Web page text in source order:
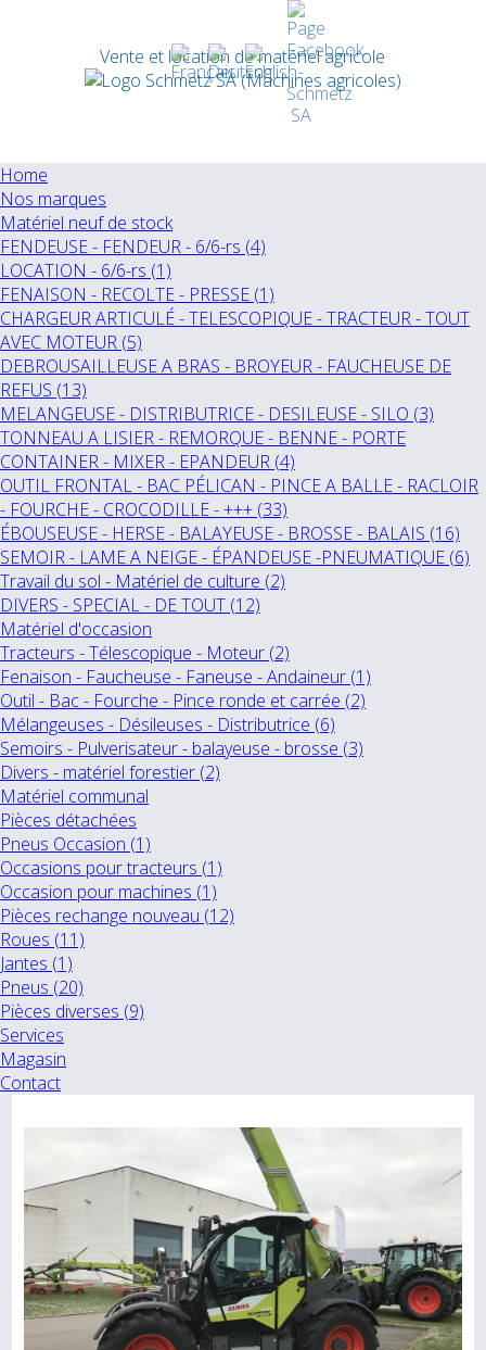
Vente et location de matériel agricole
Home
Nos marques
Matériel neuf de stock
FENDEUSE - FENDEUR - 6/6-rs (4)
LOCATION - 6/6-rs (1)
FENAISON - RECOLTE - PRESSE (1)
CHARGEUR ARTICULÉ - TELESCOPIQUE - TRACTEUR - TOUT
AVEC MOTEUR (5)
DEBROUSAILLEUSE A BRAS - BROYEUR - FAUCHEUSE DE
REFUS (13)
MELANGEUSE - DISTRIBUTRICE - DESILEUSE - SILO (3)
TONNEAU A LISIER - REMORQUE - BENNE - PORTE
CONTAINER - MIXER - EPANDEUR (4)
OUTIL FRONTAL - BAC PÉLICAN - PINCE A BALLE - RACLOIR
- FOURCHE - CROCODILLE - +++ (33)
ÉBOUSEUSE - HERSE - BALAYEUSE - BROSSE - BALAIS (16)
SEMOIR - LAME A NEIGE - ÉPANDEUSE -PNEUMATIQUE (6)
Travail du sol - Matériel de culture (2)
DIVERS - SPECIAL - DE TOUT (12)
Matériel d'occasion
Tracteurs - Télescopique - Moteur (2)
Fenaison - Faucheuse - Faneuse - Andaineur (1)
Outil - Bac - Fourche - Pince ronde et carrée (2)
Mélangeuses - Désileuses - Distributrice (6)
Semoirs - Pulverisateur - balayeuse - brosse (3)
Divers - matériel forestier (2)
Matériel communal
Pièces détachées
Pneus Occasion (1)
Occasions pour tracteurs (1)
Occasion pour machines (1)
Pièces rechange nouveau (12)
Roues (11)
Jantes (1)
Pneus (20)
Pièces diverses (9)
Services
Magasin
Contact